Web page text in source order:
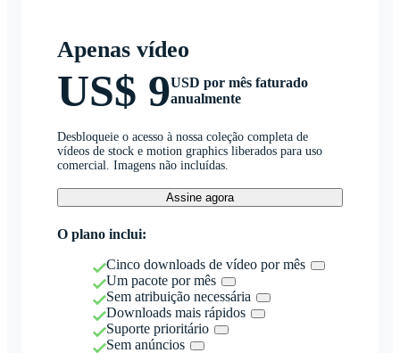
Apenas vídeo
US$ 9USD por mês faturado
anualmente
Desbloqueie o acesso à nossa coleção completa de
vídeos de stock e motion graphics liberados para uso
comercial. Imagens não incluídas.
Assine agora
O plano inclui:
Cinco downloads de vídeo por mês
Um pacote por mês
Sem atribuição necessária
Downloads mais rápidos
Suporte prioritário
Sem anúncios